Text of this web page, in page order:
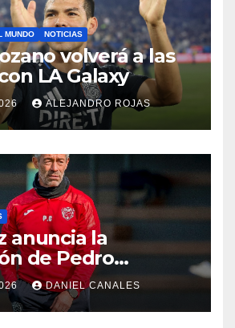
MUNDO NOTICIAS
volverá a las
LA Galaxy
ALEJANDRO ROJAS
anuncia la
de Pedro
DANIEL CANALES